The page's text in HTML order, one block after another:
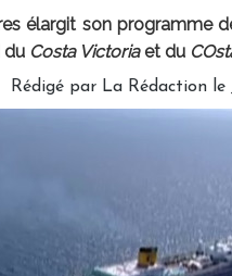
élargit son programme
du Costa Victoriaet du
Rédigé par La Rédaction le